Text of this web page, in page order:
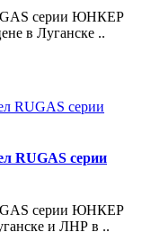
серии ЮНКЕР
в Луганске ..
RUGAS серии
серии ЮНКЕР
и ЛНР в ..